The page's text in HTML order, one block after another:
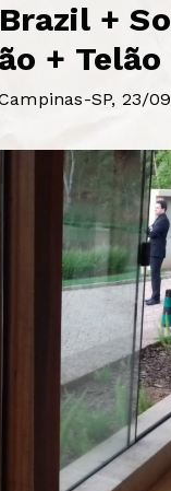
+
+ Telão
SP, 23/